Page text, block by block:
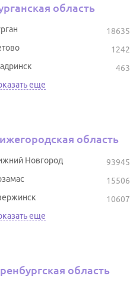
область
18635
1242
463
еще
область
93945
Новгород
15506
10607
еще
область